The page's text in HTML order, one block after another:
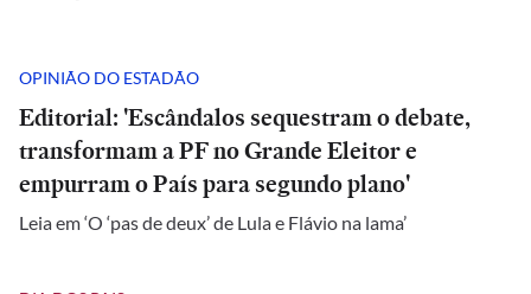
OPINIÃO DO ESTADÃO
Editorial: 'Escândalos sequestram o debate,
transformam a PF no Grande Eleitor e
empurram o País para segundo plano'
Leia em ‘O ‘pas de deux’ de Lula e Flávio na lama’